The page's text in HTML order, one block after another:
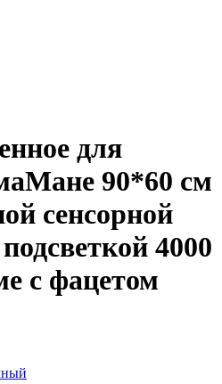
для
90*60 см
сенсорной
4000
с фацетом